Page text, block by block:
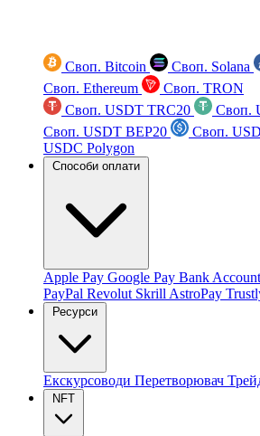
Своп. Bitcoin Своп. Solana
Своп. Ethereum
Своп. TRON
Своп. USDT TRC20
Своп.
Своп. USDT BEP20
Своп.
USDC Polygon
Способи оплати
Apple Pay Google Pay Bank Account
PayPal Revolut Skrill AstroPay
Ресурси
Екскурсоводи Перетворювач
NFT